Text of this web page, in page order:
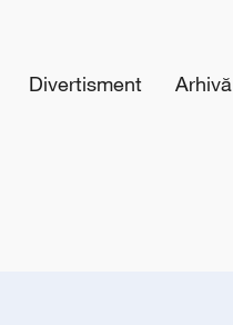
Divertisment Arhivă